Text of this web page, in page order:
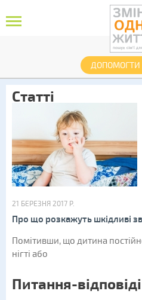
ДОПОМОГТИ
Статті
21 БЕРЕЗНЯ 2017 Р.
Про що розкажуть шкідливі
Помітивши, що дитина
нігті або
Питання-відповіді